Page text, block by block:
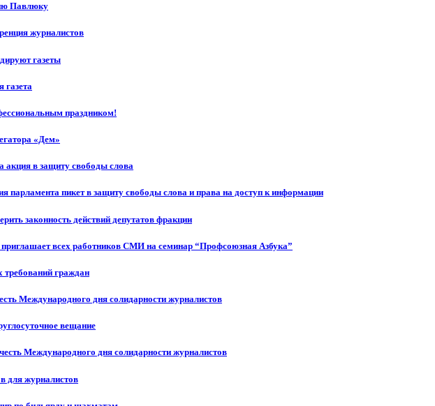
Павлюку
журналистов
газеты
газета
праздником!
«Дем»
в защиту свободы слова
парламента пикет в защиту свободы слова и права на доступ к информации
законность действий депутатов фракции
всех работников СМИ на семинар “Профсоюзная Азбука”
требований граждан
Международного дня солидарности журналистов
вещание
Международного дня солидарности журналистов
для журналистов